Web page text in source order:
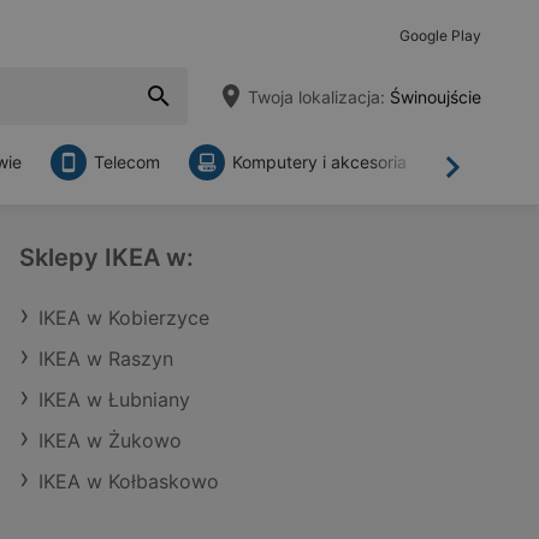
Google Play
Twoja lokalizacja: Świnoujście
Dalej
Telecom Komputery i akcesoria
Sklepy IKEA w:
IKEA w Kobierzyce
IKEA w Raszyn
IKEA w Łubniany
IKEA w Żukowo
IKEA w Kołbaskowo